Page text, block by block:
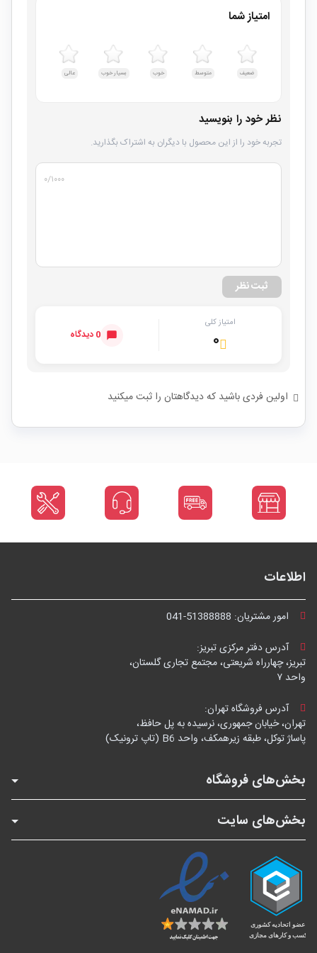
امتیاز شما
ضعیف متوسط خوب بسیار خوب عالی
نظر خود را بنویسید
تجربه خود را از این محصول با دیگران به اشتراک بگذارید.
۰/۱۰۰۰
ثبت نظر
امتیاز کلی
۰ 0 دیدگاه
اولین فردی باشید که دیدگاهتان را ثبت میکنید
اطلاعات
امور مشتریان: 041-51388888
آدرس دفتر مرکزی تبریز:
تبریز، چهارراه شریعتی، مجتمع تجاری گلستان،
واحد ۷
آدرس فروشگاه تهران:
تهران، خیابان جمهوری، نرسیده به پل حافظ،
پاساژ توکل، طبقه زیرهمکف، واحد B6 (تاپ ترونیک)
بخش‌های فروشگاه
بخش‌های سایت